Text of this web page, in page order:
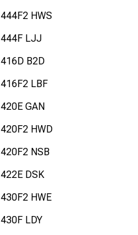
444F2 HWS
444F LJJ
416D B2D
416F2 LBF
420E GAN
420F2 HWD
420F2 NSB
422E DSK
430F2 HWE
430F LDY